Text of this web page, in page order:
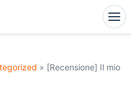
» [Recensione] Il mio